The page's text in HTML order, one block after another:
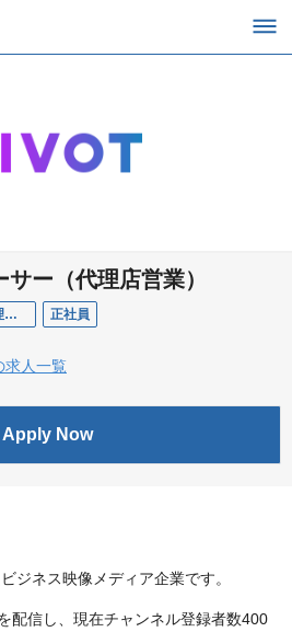
ー（代理店営業）
ビジネスプロデューサー（代理店営業） 正社員
求人一覧
Apply Now
ジネス映像メディア企業です。
配信し、現在チャンネル登録者数400